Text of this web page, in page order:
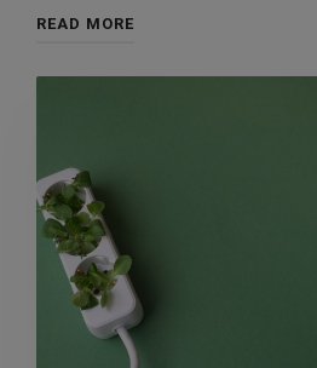
READ MORE